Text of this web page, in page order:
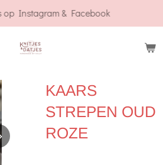
op Instagram & Facebook
KAARS
STREPEN OUD
ROZE